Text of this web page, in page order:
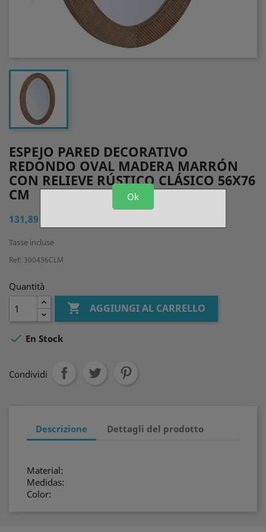
ESPEJO PARED DECORATIVO
REDONDO OVAL MADERA MARRÓN
CON RELIEVE RÚSTICO CLÁSICO 56X76
CM
131,89 €
Tasse incluse
Ref: 300436CLM
Quantità
 AGGIUNGI AL CARRELLO
 En Stock
Condividi
Descrizione Dettagli del prodotto
Material:
Medidas:
Color:
Ok